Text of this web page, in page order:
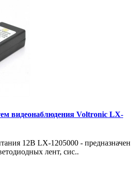
видеонаблюдения Voltronic LX-
12В LX-1205000 - предназначен
лент, сис..